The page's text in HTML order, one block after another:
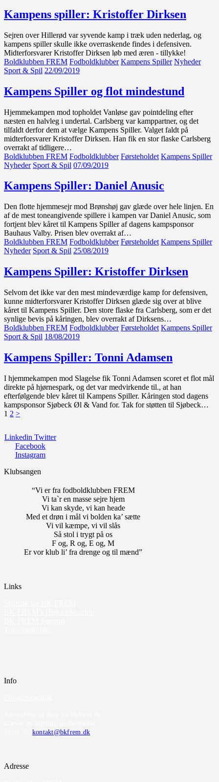
Kampens spiller: Kristoffer Dirksen
Sejren over Hillerød var syvende kamp i træk uden nederlag, og
kampens spiller skulle ikke overraskende findes i defensiven.
Midterforsvarer Kristoffer Dirksen løb med æren - tillykke!
Boldklubben FREM Fodboldklubber Kampens Spiller Nyheder
Sport & Spil 22/09/2019
Kampens Spiller og flot mindestund
Hjemmekampen mod topholdet Vanløse gav pointdeling efter
næsten en halvleg i undertal. Carlsberg var kamppartner, og det
tilfaldt derfor dem at vælge Kampens Spiller. Valget faldt på
midterforsvarer Kristoffer Dirksen. Han fik en stor flaske Carlsberg
overrakt af tidligere…
Boldklubben FREM Fodboldklubber Førsteholdet Kampens Spiller
Nyheder Sport & Spil 07/09/2019
Kampens Spiller: Daniel Anusic
Den flotte hjemmesejr mod Brønshøj gav glæde over hele linjen. En
af de mest toneangivende spillere i kampen var Daniel Anusic, som
fortjent blev kåret til Kampens Spiller af dagens kampsponsor
Bauhaus Valby. Prisen blev overrakt af…
Boldklubben FREM Fodboldklubber Førsteholdet Kampens Spiller
Nyheder Sport & Spil 25/08/2019
Kampens Spiller: Kristoffer Dirksen
Selvom det ikke var den mest mindeværdige kamp for defensiven,
kunne midterforsvarer Kristoffer Dirksen glæde sig over at blive
kåret til Kampens Spiller. Den store flaske fra Carlsberg, som er det
synlige bevis på kåringen, blev overrakt af Dirksens…
Boldklubben FREM Fodboldklubber Førsteholdet Kampens Spiller
Sport & Spil 18/08/2019
Kampens Spiller: Tonni Adamsen
I hjemmekampen mod Slagelse fik Tonni Adamsen scoret et flot mål
direkte på hjørnespark, og det var medvirkende til., at han
efterfølgende blev kåret til Kampens Spiller. Kåringen stod dagens
kampsponsor Sjøbeck Øl & Vand for. Tak for støtten til Sjøbeck…
Indlægsinddeling
Page
1 Page
2 >
Linkedin Twitter
Facebook
Instagram
Klubsangen
“Vi er fra fodboldklubben FREM
Vi ta`r en masse sejre hjem
Vi kan skyde, vi kan heade
Med et drøn i mål vi bolden ka’ sætte
Vi vil kæmpe, vi vil slås
Så stol i trygt på os
F og, R og, E og, M
Er vor klub li’ fra drenge og til mænd”
Links
Info
kontakt@bkfrem.dk
Adresse